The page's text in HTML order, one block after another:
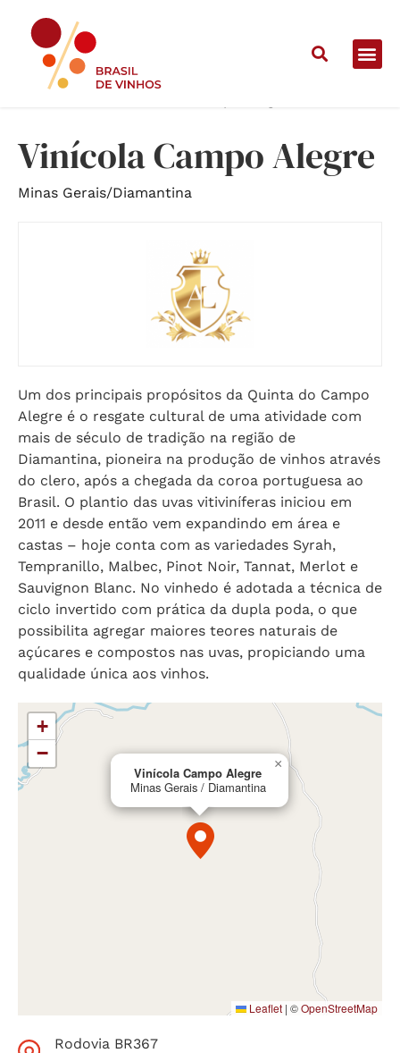
Vinícola Campo Alegre
Minas Gerais/Diamantina
Um dos principais propósitos da Quinta do Campo
Alegre é o resgate cultural de uma atividade com
mais de século de tradição na região de
Diamantina, pioneira na produção de vinhos através
do clero, após a chegada da coroa portuguesa ao
Brasil. O plantio das uvas vitiviníferas iniciou em
2011 e desde então vem expandindo em área e
castas – hoje conta com as variedades Syrah,
Tempranillo, Malbec, Pinot Noir, Tannat, Merlot e
Sauvignon Blanc. No vinhedo é adotada a técnica de
ciclo invertido com prática da dupla poda, o que
possibilita agregar maiores teores naturais de
açúcares e compostos nas uvas, propiciando uma
qualidade única aos vinhos.
Vinícola Campo Alegre
Minas Gerais / Diamantina
×
+
−
Leaflet | ©OpenStreetMap
Rodovia BR367